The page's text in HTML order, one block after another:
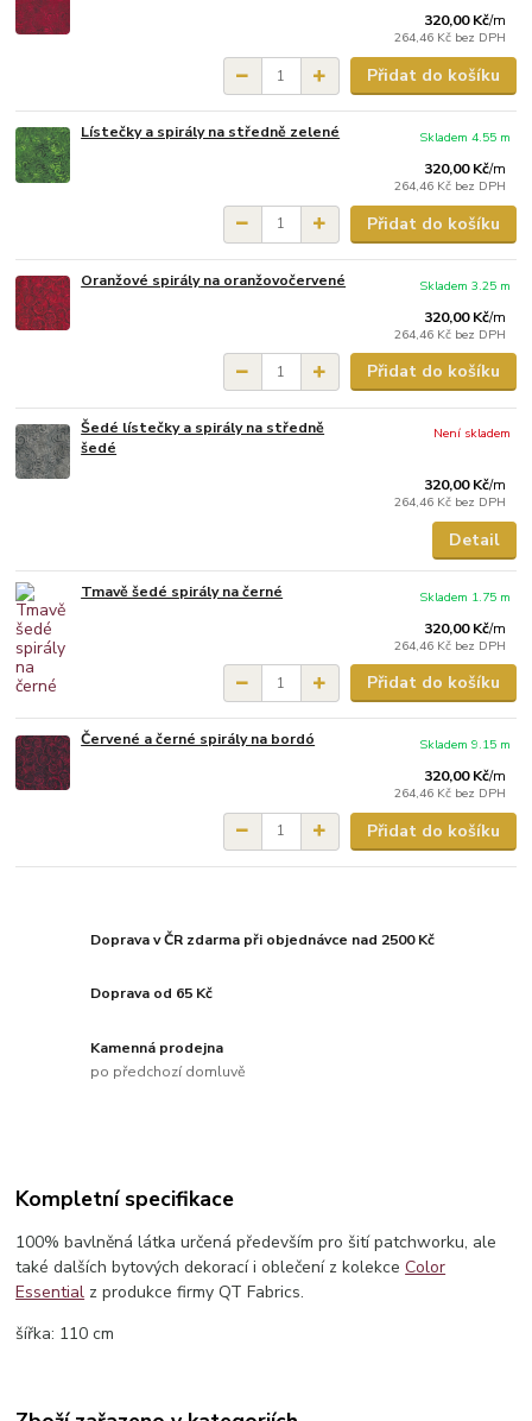
320,00 Kč/m
264,46 Kč bez DPH
Přidat do košíku
Lístečky a spirály na středně zelené
320,00 Kč/m
264,46 Kč bez DPH
Skladem 4.55 m
Přidat do košíku
Oranžové spirály na oranžovočervené
320,00 Kč/m
264,46 Kč bez DPH
Skladem 3.25 m
Přidat do košíku
Šedé lístečky a spirály na středně
šedé
320,00 Kč/m
264,46 Kč bez DPH
Není skladem
Detail
Tmavě šedé spirály na černé
320,00 Kč/m
264,46 Kč bez DPH
Skladem 1.75 m
Přidat do košíku
Červené a černé spirály na bordó
320,00 Kč/m
264,46 Kč bez DPH
Skladem 9.15 m
Přidat do košíku
Doprava v ČR zdarma při objednávce nad 2500 Kč
Doprava od 65 Kč
Kamenná prodejna
po předchozí domluvě
Kompletní specifikace
100% bavlněná látka určená především pro šití patchworku, ale
také dalších bytových dekorací i oblečení z kolekceColor
Essential z produkce firmy QT Fabrics.
šířka: 110 cm